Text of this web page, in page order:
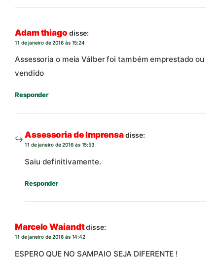
Adam thiago disse:
11 de janeiro de 2016 às 15:24
Assessoria o meia Válber foi também emprestado ou
vendido
Responder
Assessoria de Imprensadisse:
11 de janeiro de 2016 às 15:53
Saiu definitivamente.
Responder
Marcelo Waiandtdisse:
11 de janeiro de 2016 às 14:42
ESPERO QUE NO SAMPAIO SEJA DIFERENTE !